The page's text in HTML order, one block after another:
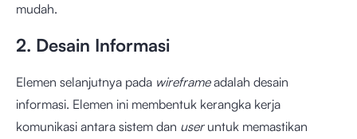
mudah.
2. Desain Informasi
Elemen selanjutnya pada wireframeadalah desain
informasi. Elemen ini membentuk kerangka kerja
komunikasi antara sistem dan useruntuk memastikan